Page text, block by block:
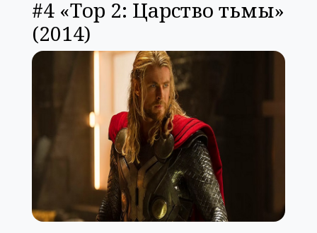
#4 «Тор 2: Царство тьмы»
(2014)